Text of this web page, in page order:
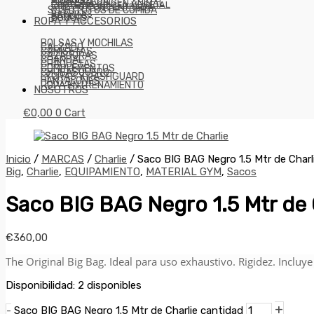
PROTEÍNA ORIGEN ANIMAL
PROTEÍNA ORIGEN VEGETAL
WHEY O CONCENTRADA
SUSTITUTOS DE COMIDA
BARRITAS
BATIDOS
DONUTS
ROPA Y ACCESORIOS
BOLSAS Y MOCHILAS
CALZADO
CAMISETAS
CAZADORAS
CHANDAL
CHAQUETAS
COMPLEMENTOS
CHUBASQUERO
LYCRAS Y RASHGUARD
PANTALONES
ROPA ENTRENAMIENTO
NOSOTROS
€0,00 0 Cart
Inicio / MARCAS / Charlie / Saco BIG BAG Negro 1.5 Mtr de
Big, Charlie, EQUIPAMIENTO, MATERIAL GYM, Sacos
Saco BIG BAG Negro 1.5 Mtr de
€360,00
The Original Big Bag. Ideal para uso exhaustivo. Rigidez.
Disponibilidad: 2 disponibles
- Saco BIG BAG Negro 1.5 Mtr de Charlie cantidad +